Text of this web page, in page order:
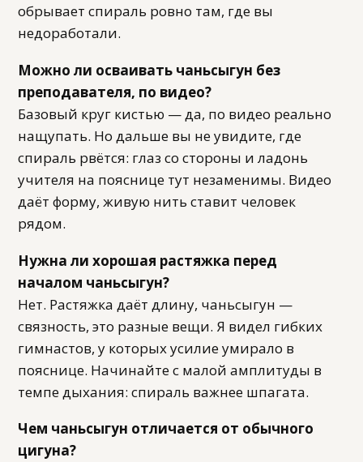
обрывает спираль ровно там, где вы
недоработали.
Можно ли осваивать чаньсыгун без
преподавателя, по видео?
Базовый круг кистью — да, по видео реально
нащупать. Но дальше вы не увидите, где
спираль рвётся: глаз со стороны и ладонь
учителя на пояснице тут незаменимы. Видео
даёт форму, живую нить ставит человек
рядом.
Нужна ли хорошая растяжка перед
началом чаньсыгун?
Нет. Растяжка даёт длину, чаньсыгун —
связность, это разные вещи. Я видел гибких
гимнастов, у которых усилие умирало в
пояснице. Начинайте с малой амплитуды в
темпе дыхания: спираль важнее шпагата.
Чем чаньсыгун отличается от обычного
цигуна?